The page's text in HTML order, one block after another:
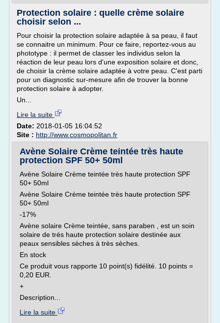
Protection solaire : quelle crème solaire
choisir selon ...
Pour choisir la protection solaire adaptée à sa peau, il faut
se connaitre un minimum. Pour ce faire, reportez-vous au
phototype : il permet de classer les individus selon la
réaction de leur peau lors d'une exposition solaire et donc,
de choisir la crème solaire adaptée à votre peau. C'est parti
pour un diagnostic sur-mesure afin de trouver la bonne
protection solaire à adopter.
Un...
Lire la suite
Date: 2018-01-05 16:04:52
Site : http://www.cosmopolitan.fr
Avène Solaire Crème teintée très haute
protection SPF 50+ 50ml
Avène Solaire Crème teintée très haute protection SPF
50+ 50ml
Avène Solaire Crème teintée très haute protection SPF
50+ 50ml
-17%
Avène solaire Crème teintée, sans paraben , est un soin
solaire de trés haute protection solaire destinée aux
peaux sensibles sèches à très sèches.
En stock
Ce produit vous rapporte 10 point(s) fidélité. 10 points =
0,20 EUR.
+
Description...
Lire la suite